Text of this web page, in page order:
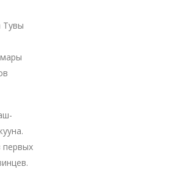
Тувы
первых